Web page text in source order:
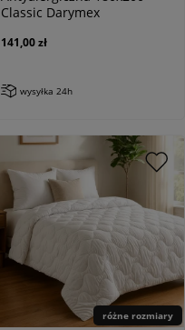
Classic Darymex
141,00 zł
wysyłka 24h
różne rozmiary